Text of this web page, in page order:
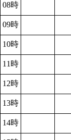
08時
09時
10時
11時
12時
13時
14時